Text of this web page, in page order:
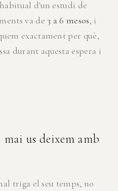
d'un estudi de
va de 3 a 6 mesos, i
exactament per què,
durant aquesta espera i
us deixem amb
triga el seu temps, no